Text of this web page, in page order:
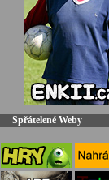
Spřátelené Weby